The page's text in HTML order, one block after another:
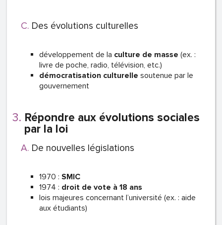
Des évolutions culturelles
développement de la culture de masse (ex. :
livre de poche, radio, télévision, etc.)
démocratisation culturelle soutenue par le
gouvernement
Répondre aux évolutions sociales
par la loi
De nouvelles législations
1970 : SMIC
1974 : droit de vote à 18 ans
lois majeures concernant l’université (ex. : aide
aux étudiants)